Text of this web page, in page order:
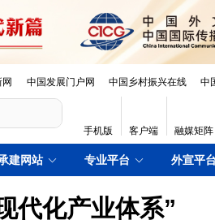
网 中国发展门户网 中国乡村振兴在线 中
手机版 客户端 融媒矩阵
建网站 专业平台 外宣平台
代化产业体系”